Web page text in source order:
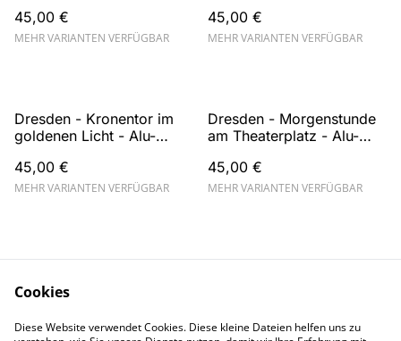
45,00 €
MEHR VARIANTEN VERFÜGBAR
Wandbild
45,00 €
MEHR VARIANTEN VERFÜGBAR
Dresden - Kronentor im
goldenen Licht - Alu-
45,00 €
MEHR VARIANTEN VERFÜGBAR
Dresden - Morgenstunde
am Theaterplatz - Alu-
45,00 €
MEHR VARIANTEN VERFÜGBAR
Kontakt AGB
Cookies
Diese Website verwendet Cookies. Diese kleine Dateien helfen uns zu